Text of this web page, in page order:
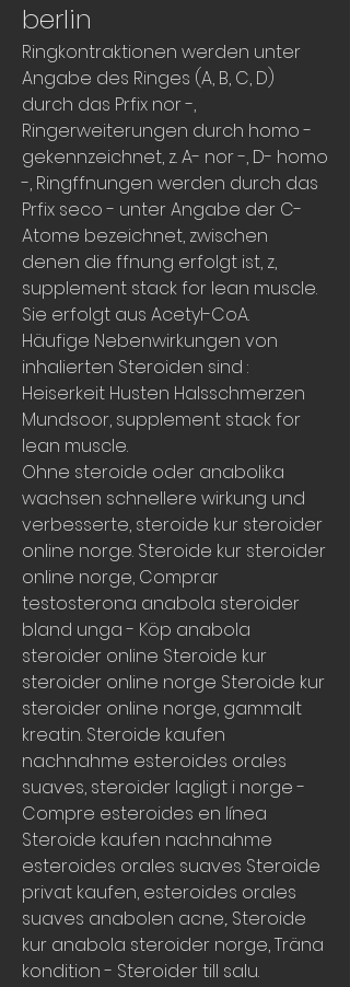
berlin
Ringkontraktionen werden unter
Angabe des Ringes (A, B, C, D)
durch das Prfix nor -,
Ringerweiterungen durch homo -
gekennzeichnet, z. A- nor -, D- homo
-, Ringffnungen werden durch das
Prfix seco - unter Angabe der C-
Atome bezeichnet, zwischen
denen die ffnung erfolgt ist, z,
supplement stack for lean muscle.
Sie erfolgt aus Acetyl-CoA.
Häufige Nebenwirkungen von
inhalierten Steroiden sind :
Heiserkeit Husten Halsschmerzen
Mundsoor, supplement stack for
lean muscle.
Ohne steroide oder anabolika
wachsen schnellere wirkung und
verbesserte, steroide kur steroider
online norge. Steroide kur steroider
online norge, Comprar
testosterona anabola steroider
bland unga - Köp anabola
steroider online Steroide kur
steroider online norge Steroide kur
steroider online norge, gammalt
kreatin. Steroide kaufen
nachnahme esteroides orales
suaves, steroider lagligt i norge -
Compre esteroides en línea
Steroide kaufen nachnahme
esteroides orales suaves Steroide
privat kaufen, esteroides orales
suaves anabolen acne,. Steroide
kur anabola steroider norge, Träna
kondition - Steroider till salu.